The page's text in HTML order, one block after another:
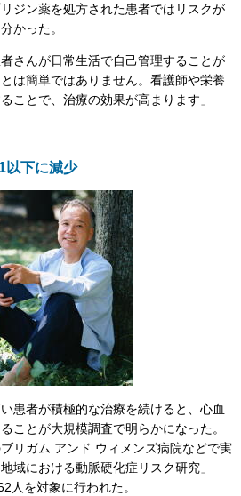
ジン薬を処方された患者ではリスクが
かった。
さんが日常生活で自己管理することが
は簡単ではありません。看護師や栄養
ことで、治療の効果が高まります」
以下に減少
患者が積極的な治療を続けると、心血
ことが大規模調査で明らかになった。
リガム アンド ウィメンズ病院などで実
域における動脈硬化症リスク研究」
人を対象に行われた。